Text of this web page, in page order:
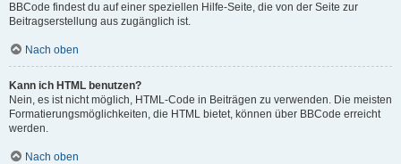
BBCode findest du auf einer speziellen Hilfe-Seite, die von der Seite zur
Beitragserstellung aus zugänglich ist.
Nach oben
Kann ich HTML benutzen?
Nein, es ist nicht möglich, HTML-Code in Beiträgen zu verwenden. Die meisten
Formatierungsmöglichkeiten, die HTML bietet, können über BBCode erreicht
werden.
Nach oben